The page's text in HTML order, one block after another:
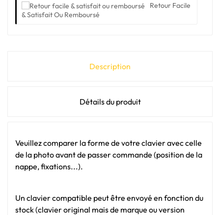
Retour Facile
& Satisfait Ou Remboursé
Description
Détails du produit
Veuillez comparer la forme de votre clavier avec celle
de la photo avant de passer commande (position de la
nappe, fixations...).
Un clavier compatible peut être envoyé en fonction du
stock (clavier original mais de marque ou version